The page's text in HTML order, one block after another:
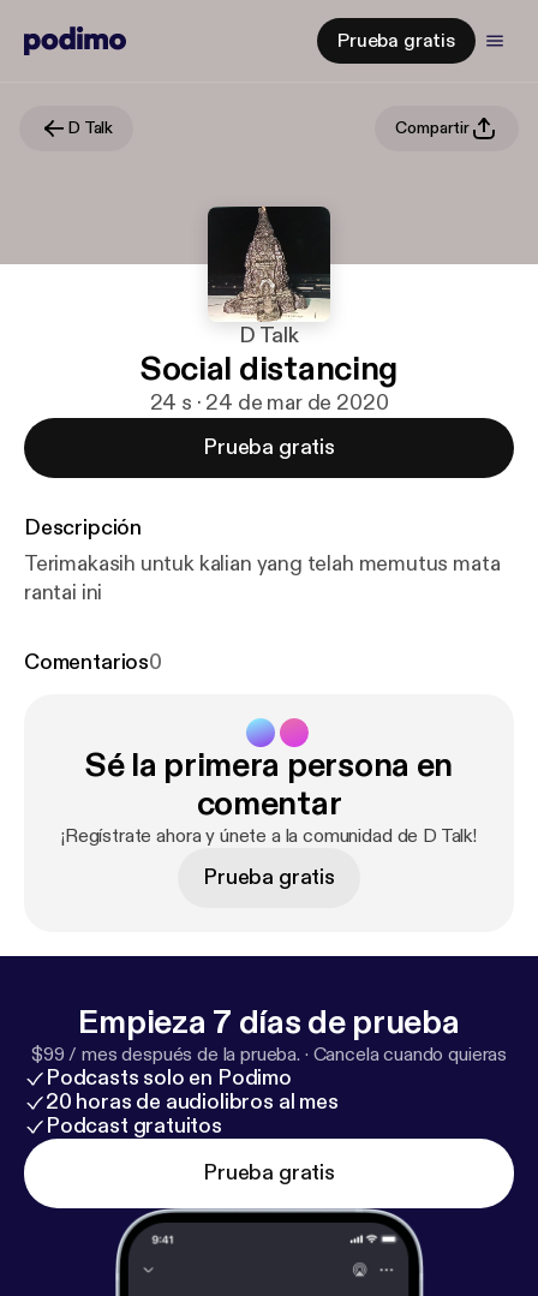
Prueba gratis
D Talk Compartir
D Talk
Social distancing
24 s · 24 de mar de 2020
Prueba gratis
Descripción
Terimakasih untuk kalian yang telah memutus mata
rantai ini
Comentarios0
Sé la primera persona en
comentar
¡Regístrate ahora y únete a la comunidad de D Talk!
Prueba gratis
Empieza 7 días de prueba
$99 / mes después de la prueba. · Cancela cuando quieras
Podcasts solo en Podimo
20 horas de audiolibros al mes
Podcast gratuitos
Prueba gratis